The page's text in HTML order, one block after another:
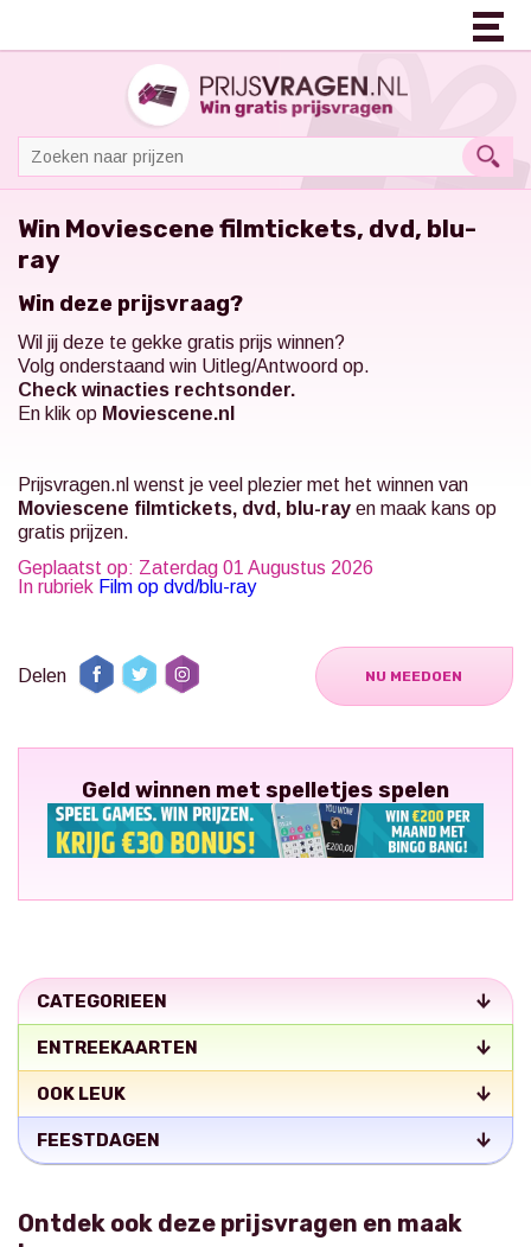
Win Moviescene filmtickets, dvd, blu-
ray
Win deze prijsvraag?
Wil jij deze te gekke gratis prijs winnen?
Volg onderstaand win Uitleg/Antwoord op.
Check winacties rechtsonder.
En klik op Moviescene.nl
Prijsvragen.nl wenst je veel plezier met het winnen van
Moviescene filmtickets, dvd, blu-ray en maak kans op
gratis prijzen.
Geplaatst op: Zaterdag 01 Augustus 2026
In rubriek Film op dvd/blu-ray
Delen NU MEEDOEN
Geld winnen met spelletjes spelen
CATEGORIEEN
ENTREEKAARTEN
OOK LEUK
FEESTDAGEN
Ontdek ook deze prijsvragen en maak